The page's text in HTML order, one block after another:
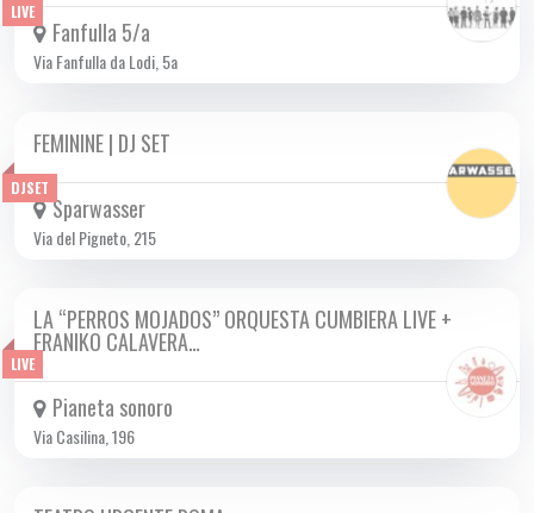
LIVE
Fanfulla 5/a
Via Fanfulla da Lodi, 5a
DJSET
SAB 09/11 2024
FEMININE | DJ SET
Sparwasser
Via del Pigneto, 215
LIVE
SAB 09/11 2024
LA “PERROS MOJADOS” ORQUESTA CUMBIERA LIVE +
FRANIKO CALAVERA…
Pianeta sonoro
Via Casilina, 196